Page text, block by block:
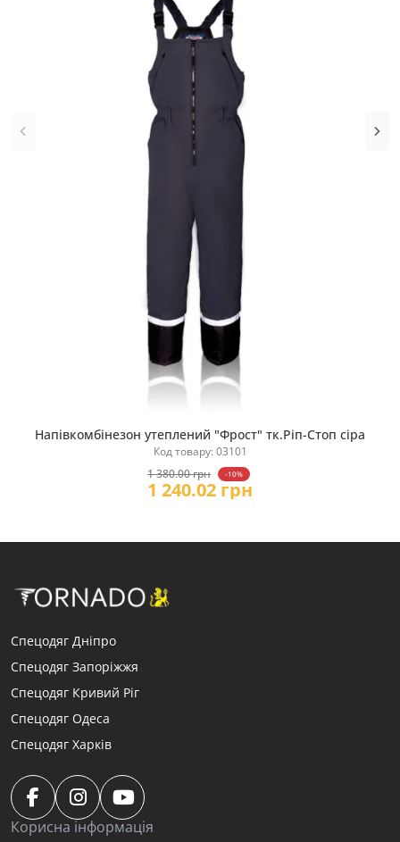
Купити
Напівкомбінезон утеплений "Фрост" тк.Ріп-Стоп сіра
Код товару: 03101
1 380.00 грн
-10%
1 240.02 грн
Спецодяг Дніпро
Спецодяг Запоріжжя
Спецодяг Кривий Ріг
Спецодяг Одеса
Спецодяг Харків
Корисна інформація